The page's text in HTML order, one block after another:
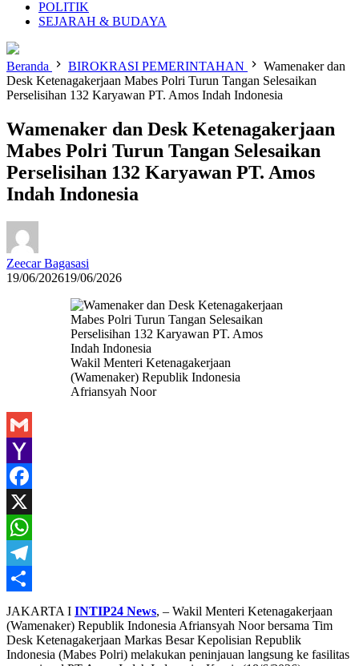
POLITIK
SEJARAH & BUDAYA
Beranda BIROKRASI PEMERINTAHAN
Wamenaker dan
Desk Ketenagakerjaan Mabes Polri Turun Tangan Selesaikan
Perselisihan 132 Karyawan PT. Amos Indah Indonesia
Wamenaker dan Desk Ketenagakerjaan
Mabes Polri Turun Tangan Selesaikan
Perselisihan 132 Karyawan PT. Amos
Indah Indonesia
Zeecar Bagasasi
19/06/202619/06/2026
Wakil Menteri Ketenagakerjaan
(Wamenaker) Republik Indonesia
Afriansyah Noor
Gmail
Yahoo
Mail
Facebook
X
WhatsApp
Telegram
Share
JAKARTA I INTIP24 News, – Wakil Menteri Ketenagakerjaan
(Wamenaker) Republik Indonesia Afriansyah Noor bersama Tim
Desk Ketenagakerjaan Markas Besar Kepolisian Republik
Indonesia (Mabes Polri) melakukan peninjauan langsung ke fasilitas